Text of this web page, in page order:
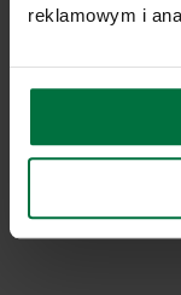
reklamowym i